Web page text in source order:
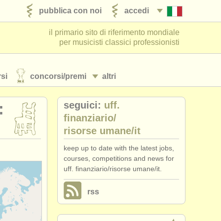
accedi
pubblica con noi
il primario sito di riferimento mondiale
per musicisti classici professionisti
altri
concorsi/premi
seguici: uff.
finanziario/
risorse umane/it
keep up to date with the latest jobs,
courses, competitions and news for
uff. finanziario/risorse umane/it.
rss